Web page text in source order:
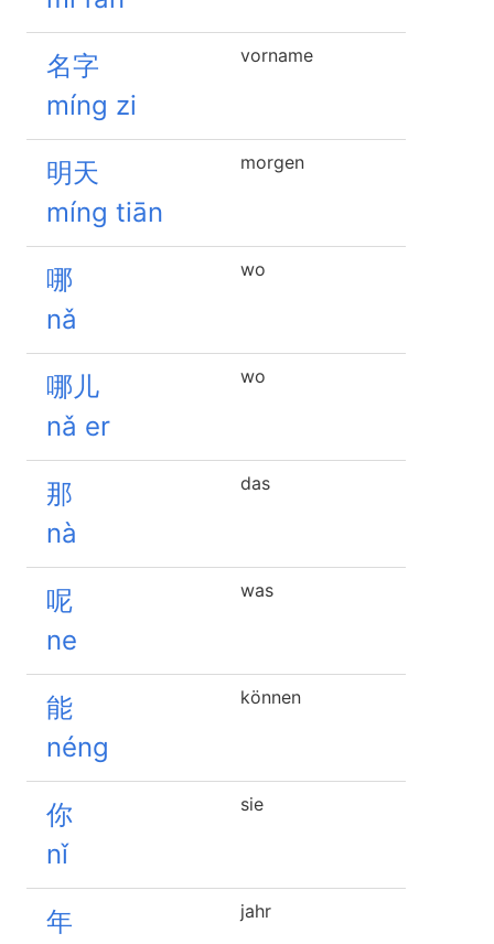
名字
míng zi
vorname
明天
míng tiān
morgen
哪
nǎ
wo
哪儿
nǎ er
wo
那
nà
das
呢
ne
was
能
néng
können
你
nǐ
sie
年
jahr